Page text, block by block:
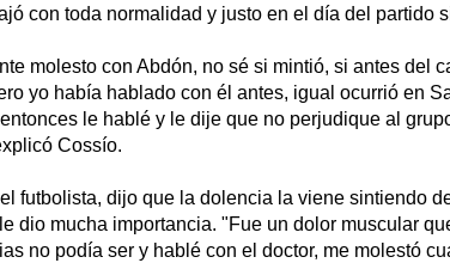
con toda normalidad y justo en el día del partido
molesto con Abdón, no sé si mintió, si antes del
yo había hablado con él antes, igual ocurrió en
le hablé y le dije que no perjudique al
Cossío.
futbolista, dijo que la dolencia la viene sintiendo
dio mucha importancia. "Fue un dolor muscular
no podía ser y hablé con el doctor, me molestó